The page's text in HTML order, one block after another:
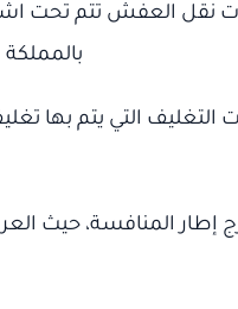
نقل العفش تتم تحت
التغليف التي يتم بها
إطار المنافسة، حيث